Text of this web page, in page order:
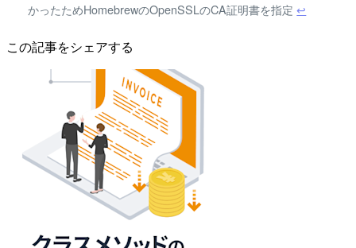
かったためHomebrewのOpenSSLのCA証明書を指定↩
この記事をシェアする